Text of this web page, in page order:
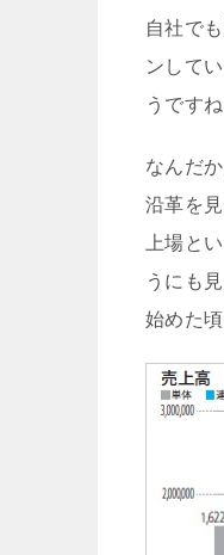
自社で
ンして
うです
なんだ
沿革を
上場と
うにも
始めた